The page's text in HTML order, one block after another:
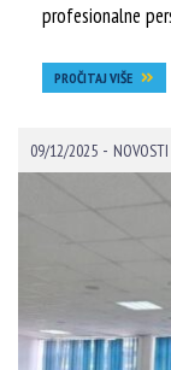
profesionalne
PROČITAJ VIŠE
09/12/2025 - NOVOSTI